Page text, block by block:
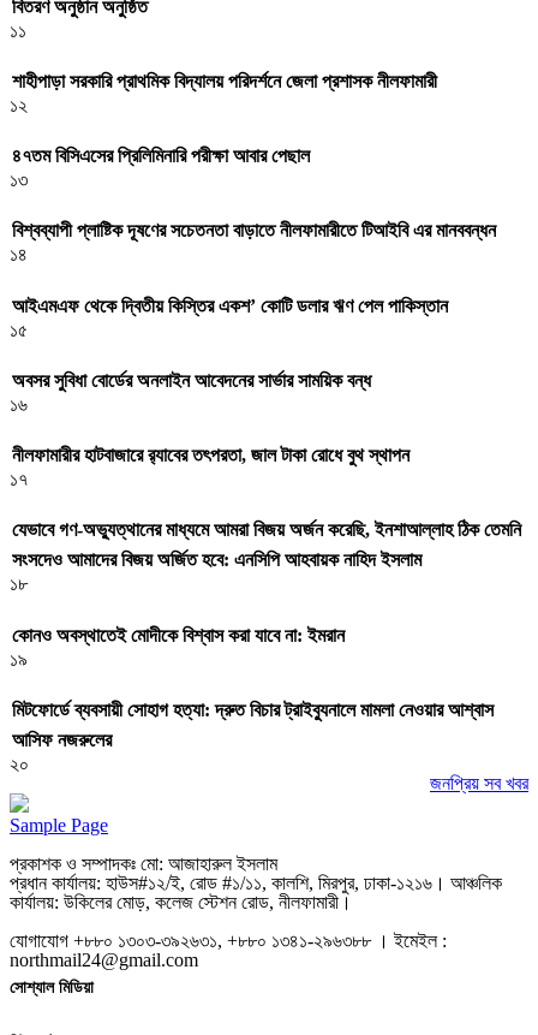
বিতরণ অনুষ্ঠান অনুষ্ঠিত
১১
শাহীপাড়া সরকারি প্রাথমিক বিদ্যালয় পরিদর্শনে জেলা প্রশাসক নীলফামারী
১২
৪৭তম বিসিএসের প্রিলিমিনারি পরীক্ষা আবার পেছাল
১৩
বিশ্বব্যাপী প্লাষ্টিক দূষণের সচেতনতা বাড়াতে নীলফামারীতে টিআইবি এর মানববন্ধন
১৪
আইএমএফ থেকে দ্বিতীয় কিস্তির একশ’ কোটি ডলার ঋণ পেল পাকিস্তান
১৫
অবসর সুবিধা বোর্ডের অনলাইন আবেদনের সার্ভার সাময়িক বন্ধ
১৬
নীলফামারীর হাটবাজারে র‌্যাবের তৎপরতা, জাল টাকা রোধে বুথ স্থাপন
১৭
যেভাবে গণ-অভ্যুত্থানের মাধ্যমে আমরা বিজয় অর্জন করেছি, ইনশাআল্লাহ ঠিক তেমনি
সংসদেও আমাদের বিজয় অর্জিত হবে: এনসিপি আহবায়ক নাহিদ ইসলাম
১৮
কোনও অবস্থাতেই মোদীকে বিশ্বাস করা যাবে না: ইমরান
১৯
মিটফোর্ডে ব্যবসায়ী সোহাগ হত্যা: দ্রুত বিচার ট্রাইব্যুনালে মামলা নেওয়ার আশ্বাস
আসিফ নজরুলের
২০
জনপ্রিয় সব খবর
Sample Page
প্রকাশক ও সম্পাদকঃ মো: আজাহারুল ইসলাম
প্রধান কার্যালয়: হাউস#১২/ই, রোড #১/১১, কালশি, মিরপুর, ঢাকা-১২১৬। আঞ্চলিক
কার্যালয়: উকিলের মোড়, কলেজ স্টেশন রোড, নীলফামারী।
যোগাযোগ +৮৮০ ১৩০৩-৩৯২৬৩১, +৮৮০ ১৩৪১-২৯৬৩৮৮ । ইমেইল :
northmail24@gmail.com
সোশ্যাল মিডিয়া